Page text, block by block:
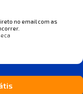
no email com as